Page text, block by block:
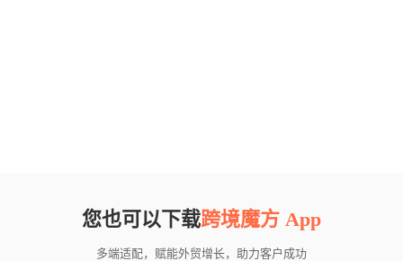
您也可以下载跨境魔方 App
多端适配，赋能外贸增长，助力客户成功